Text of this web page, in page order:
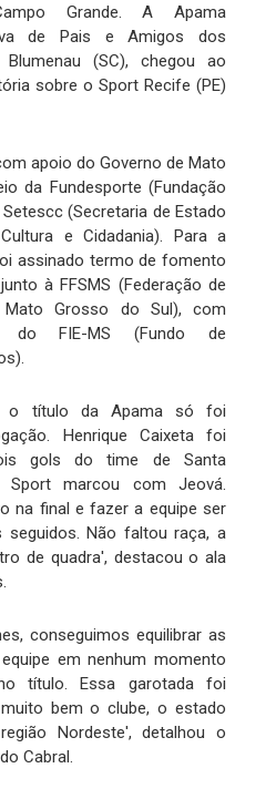
Grande. A Apama
de Pais e Amigos dos
(SC), chegou ao
sobre o Sport Recife (PE)
apoio do Governo de Mato
da Fundesporte (Fundação
(Secretaria de Estado
e Cidadania). Para a
assinado termo de fomento
à FFSMS (Federação de
Grosso do Sul), com
do FIE-MS (Fundo de
o título da Apama só foi
Henrique Caixeta foi
gols do time de Santa
Sport marcou com Jeová.
na final e fazer a equipe ser
Não faltou raça, a
de quadra', destacou o ala
conseguimos equilibrar as
em nenhum momento
título. Essa garotada foi
bem o clube, o estado
Nordeste', detalhou o
Cabral.